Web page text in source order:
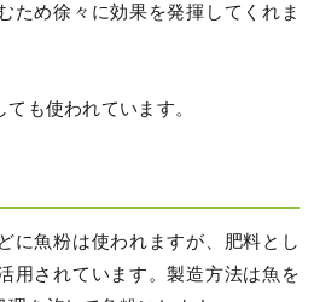
ため徐々に効果を発揮してくれま
も使われています。
に魚粉は使われますが、肥料とし
用されています。製造方法は魚を